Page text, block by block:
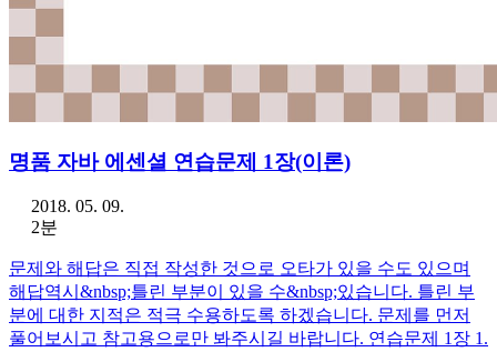
명품 자바 에센셜 연습문제 1장(이론)
2018. 05. 09.
2분
문제와 해답은 직접 작성한 것으로 오타가 있을 수도 있으며
해답역시&nbsp;틀린 부분이 있을 수&nbsp;있습니다. 틀린 부
분에 대한 지적은 적극 수용하도록 하겠습니다. 문제를 먼저
풀어보시고 참고용으로만 봐주시길 바랍니다. 연습문제 1장 1.